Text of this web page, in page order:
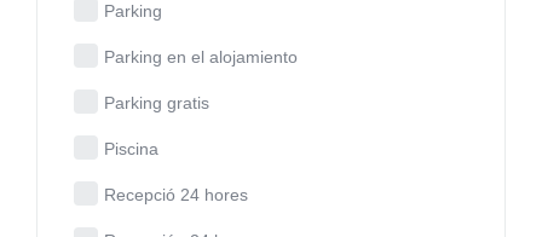
Parking
Parking en el alojamiento
Parking gratis
Piscina
Recepció 24 hores